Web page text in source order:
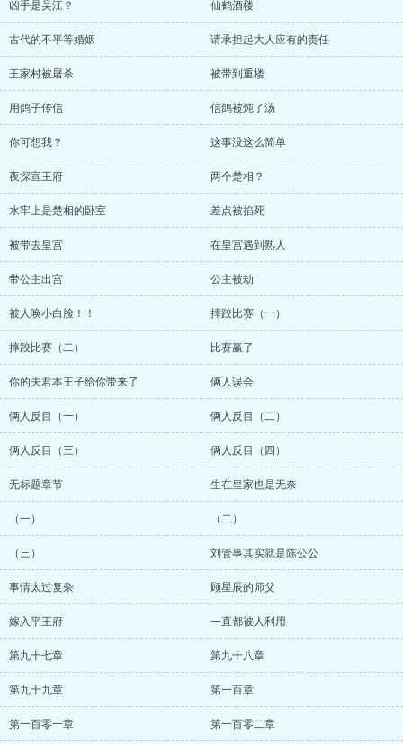
凶手是吴江？ 仙鹤酒楼
古代的不平等婚姻 请承担起大人应有的责任
王家村被屠杀 被带到重楼
用鸽子传信 信鸽被炖了汤
你可想我？ 这事没这么简单
夜探宣王府 两个楚相？
水牢上是楚相的卧室 差点被掐死
被带去皇宫 在皇宫遇到熟人
带公主出宫 公主被劫
被人唤小白脸！！ 摔跤比赛（一）
摔跤比赛（二） 比赛赢了
你的夫君本王子给你带来了 俩人误会
俩人反目（一） 俩人反目（二）
俩人反目（三） 俩人反目（四）
无标题章节 生在皇家也是无奈
（一） （二）
（三） 刘管事其实就是陈公公
事情太过复杂 顾星辰的师父
嫁入平王府 一直都被人利用
第九十七章 第九十八章
第九十九章 第一百章
第一百零一章 第一百零二章